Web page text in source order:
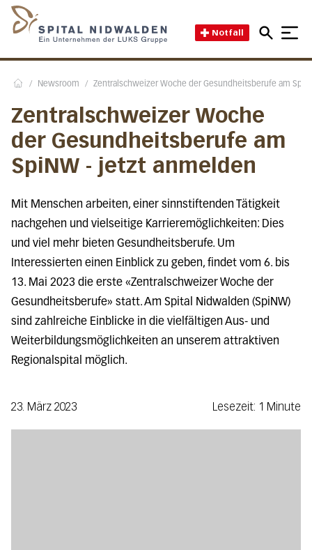
Notfall
/ Newsroom / Zentralschweizer Woche der Gesundheitsberufe am
Zentralschweizer Woche
der Gesundheitsberufe am
SpiNW - jetzt anmelden
Mit Menschen arbeiten, einer sinnstiftenden Tätigkeit
nachgehen und vielseitige Karrieremöglichkeiten: Dies
und viel mehr bieten Gesundheitsberufe. Um
Interessierten einen Einblick zu geben, findet vom 6. bis
13. Mai 2023 die erste «Zentralschweizer Woche der
Gesundheitsberufe» statt. Am Spital Nidwalden (SpiNW)
sind zahlreiche Einblicke in die vielfältigen Aus- und
Weiterbildungsmöglichkeiten an unserem attraktiven
Regionalspital möglich.
23. März 2023 Lesezeit: 1 Minute